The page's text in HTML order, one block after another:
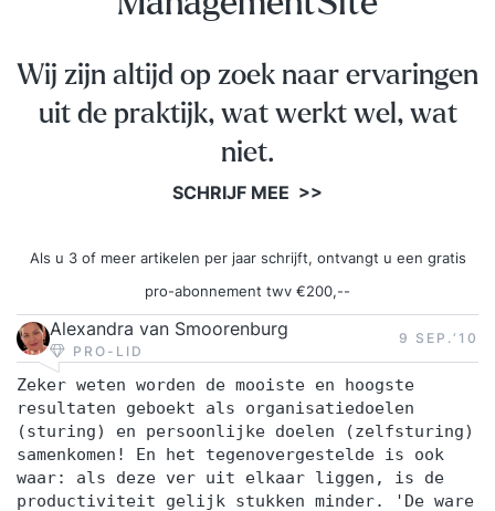
Wij zijn altijd op zoek naar ervaringen
uit de praktijk, wat werkt wel, wat
niet.
SCHRIJF MEE >>
Als u 3 of meer artikelen per jaar schrijft, ontvangt u een gratis
pro-abonnement twv €200,--
Alexandra van Smoorenburg
PRO-LID
9 SEP.‘10
Zeker weten worden de mooiste en hoogste
resultaten geboekt als organisatiedoelen
(sturing) en persoonlijke doelen (zelfsturing)
samenkomen! En het tegenovergestelde is ook
waar: als deze ver uit elkaar liggen, is de
productiviteit gelijk stukken minder. 'De ware